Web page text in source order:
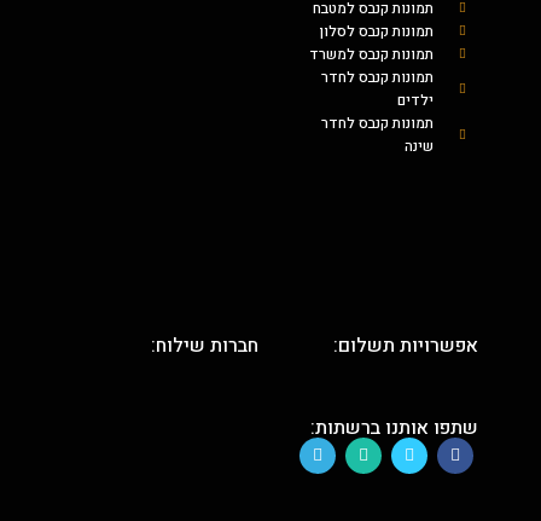
תמונות קנבס למטבח
תמונות קנבס לסלון
תמונות קנבס למשרד
תמונות קנבס לחדר
ילדים
תמונות קנבס לחדר
שינה
אפשרויות תשלום: חברות שילוח:
שתפו אותנו ברשתות: